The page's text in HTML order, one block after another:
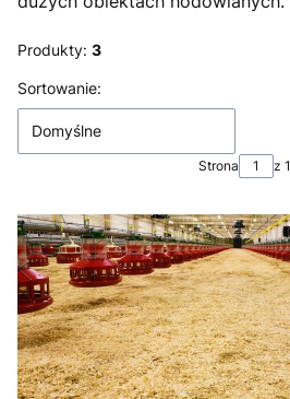
Produkty: 3
Lista produktów
Sortowanie:
Domyślne
Strona z 1